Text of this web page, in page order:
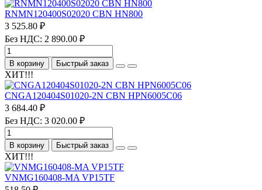
RNMN120400S02020 CBN HN800
3 525.80 ₽
Без НДС: 2 890.00 ₽
В корзину Быстрый заказ
ХИТ!!!
CNGA120404S01020-2N CBN HPN6005C06
3 684.40 ₽
Без НДС: 3 020.00 ₽
В корзину Быстрый заказ
ХИТ!!!
VNMG160408-MA VP15TF